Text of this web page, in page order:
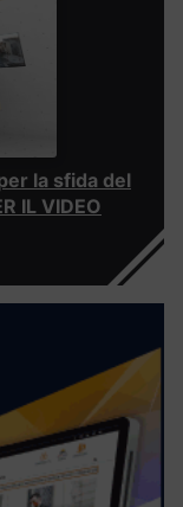
la sfida del
IL VIDEO